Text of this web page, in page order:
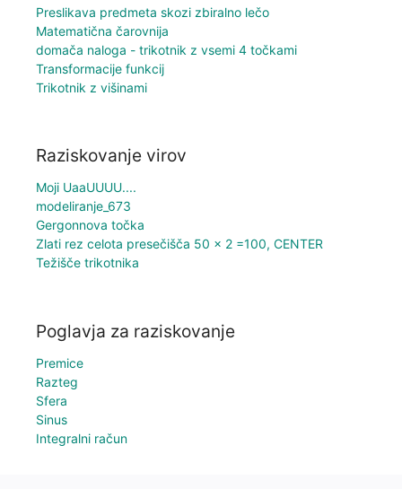
Preslikava predmeta skozi zbiralno lečo
Matematična čarovnija
domača naloga - trikotnik z vsemi 4 točkami
Transformacije funkcij
Trikotnik z višinami
Raziskovanje virov
Moji UaaUUUU....
modeliranje_673
Gergonnova točka
Zlati rez celota presečišča 50 x 2 =100, CENTER
Težišče trikotnika
Poglavja za raziskovanje
Premice
Razteg
Sfera
Sinus
Integralni račun